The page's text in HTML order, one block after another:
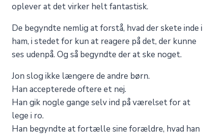
oplever at det virker helt fantastisk.
De begyndte nemlig at forstå, hvad der skete inde i
ham, i stedet for kun at reagere på det, der kunne
ses udenpå. Og så begyndte der at ske noget.
Jon slog ikke længere de andre børn.
Han accepterede oftere et nej.
Han gik nogle gange selv ind på værelset for at
lege i ro.
Han begyndte at fortælle sine forældre, hvad han